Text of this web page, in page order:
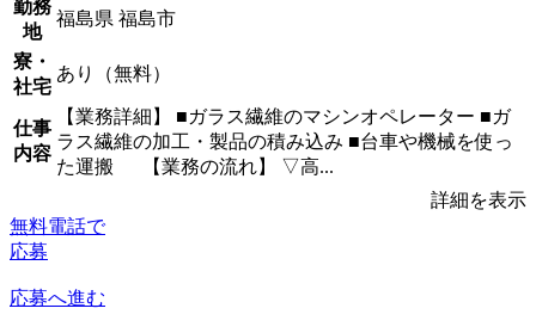
勤務
地
福島県 福島市
寮・
社宅
あり（無料）
仕事
内容
【業務詳細】 ■ガラス繊維のマシンオペレーター ■ガ
ラス繊維の加工・製品の積み込み ■台車や機械を使っ
た運搬 【業務の流れ】 ▽高...
詳細を表示
無料電話で
応募
応募へ進む